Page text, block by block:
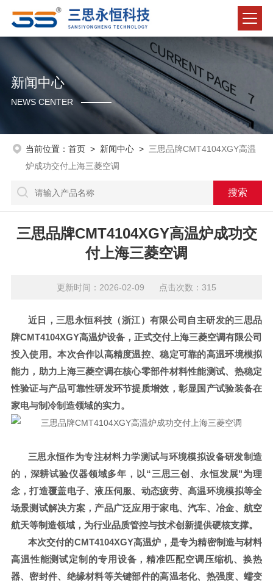
新闻中心
NEWS CENTER
当前位置： 首页> 新闻中心> 三思品牌CMT4104XGY高温
炉成功交付上海三菱空调
三思品牌CMT4104XGY高温炉成功交
付上海三菱空调
更新时间：2026-02-09 点击次数：315
近日，三思永恒科技（浙江）有限公司自主研发的三思品
牌CMT4104XGY高温炉设备，正式交付上海三菱空调有限公司
投入使用。本次合作以高精度温控、稳定可靠的高温环境模拟
能力，助力上海三菱空调在核心零部件材料性能测试、热稳定
性验证与产品可靠性研发环节提质增效，彰显国产试验装备在
家电与制冷制造领域的实力。
三思永恒作为专注材料力学测试与环境模拟设备研发制造
的，深耕试验仪器领域多年，以“三思三创、永恒发展"为理
念，打造覆盖电子、液压伺服、动态疲劳、高温环境模拟等全
场景测试解决方案，产品广泛应用于家电、汽车、冶金、航空
航天等制造领域，为行业品质管控与技术创新提供硬核支撑。
本次交付的CMT4104XGY高温炉，是专为精密制造与材料
高温性能测试定制的专用设备，精准匹配空调压缩机、换热
器、密封件、绝缘材料等关键部件的高温老化、热强度、蠕变